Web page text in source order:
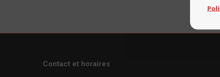
Contact et horaires